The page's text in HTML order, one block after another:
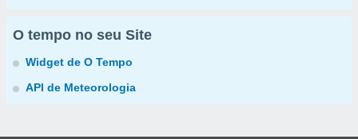
O tempo no seu Site
Widget de O Tempo
API de Meteorologia